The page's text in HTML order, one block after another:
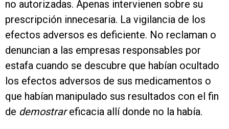
no autorizadas. Apenas intervienen sobre su
prescripción innecesaria. La vigilancia de los
efectos adversos es deficiente. No reclaman o
denuncian a las empresas responsables por
estafa cuando se descubre que habían ocultado
los efectos adversos de sus medicamentos o
que habían manipulado sus resultados con el fin
de demostrareficacia allí donde no la había.